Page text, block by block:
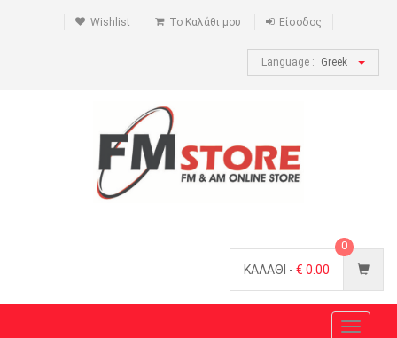
Wishlist Το Καλάθι μου Είσοδος
Language : Greek
ΚΑΛΑΘΙ - € 0.00
0
Toggle